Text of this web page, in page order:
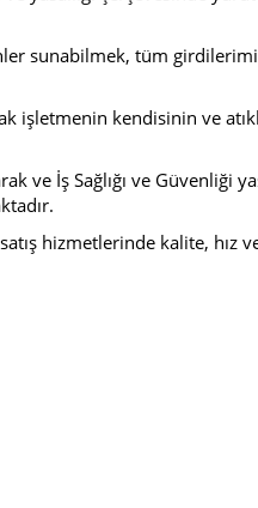
sunabilmek, tüm
kendisinin ve
ve İş Sağlığı ve Güvenliği
hizmetlerinde kalite, hız